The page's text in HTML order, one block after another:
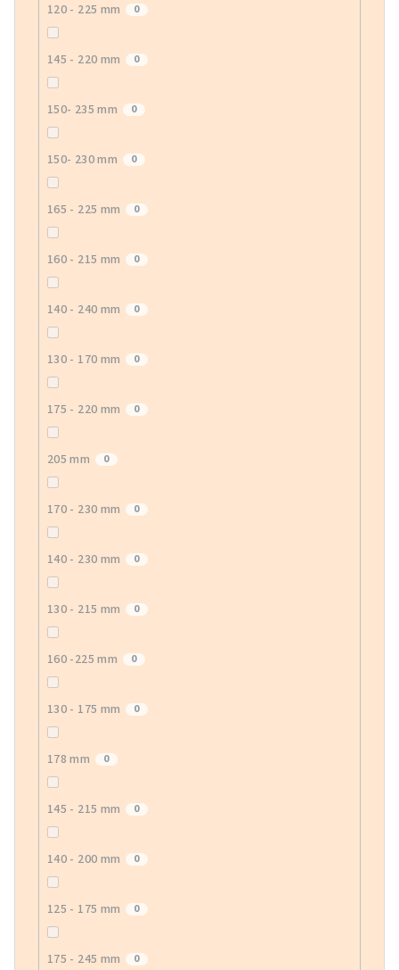
120 - 225 mm 0
145 - 220 mm 0
150- 235 mm 0
150- 230 mm 0
165 - 225 mm 0
160 - 215 mm 0
140 - 240 mm 0
130 - 170 mm 0
175 - 220 mm 0
205 mm 0
170 - 230 mm 0
140 - 230 mm 0
130 - 215 mm 0
160 -225 mm 0
130 - 175 mm 0
178 mm 0
145 - 215 mm 0
140 - 200 mm 0
125 - 175 mm 0
175 - 245 mm 0